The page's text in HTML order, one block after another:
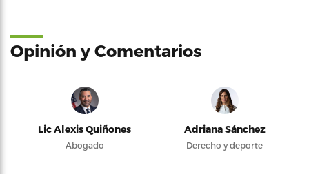
Opinión y Comentarios
Lic Alexis Quiñones
Abogado
Adriana Sánchez
Derecho y deporte